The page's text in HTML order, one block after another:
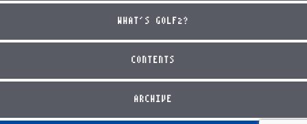
WHAT'S GOLF2?
CONTENTS
ARCHIVE